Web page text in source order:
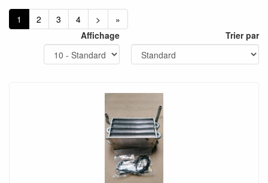
1 2 3 4 >
»
Affichage
Trier par